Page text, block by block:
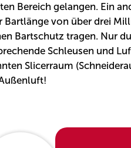
Bereich gelangen. Ein
von über drei
Bartschutz tragen. Nur
Schleusen und
Slicerraum